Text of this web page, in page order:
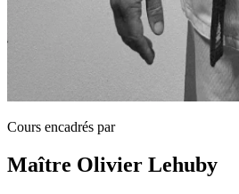
Cours encadrés par
Maître Olivier Lehuby